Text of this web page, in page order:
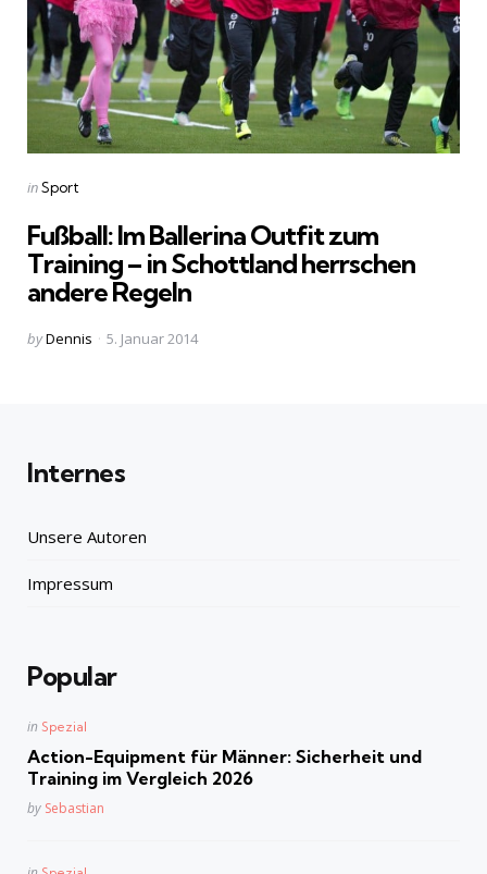
Categories
Posted
inSport
Fußball: Im Ballerina Outfit zum
Training – in Schottland herrschen
andere Regeln
Posted
byDennis 5. Januar 2014
Internes
Unsere Autoren
Impressum
Popular
Posted
in Spezial
Action-Equipment für Männer: Sicherheit und
Training im Vergleich 2026
Posted
by Sebastian